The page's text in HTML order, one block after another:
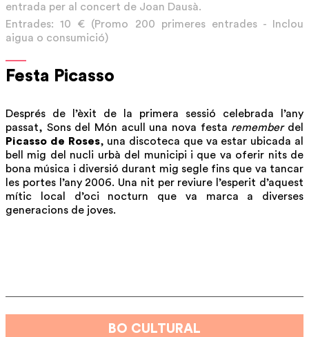
entrada per al concert de Joan Dausà.
Entrades: 10 € (Promo 200 primeres entrades - Inclou
aigua o consumició)
Festa Picasso
Després de l’èxit de la primera sessió celebrada l’any
passat, Sons del Món acull una nova festa rememberdel
Picasso de Roses, una discoteca que va estar ubicada al
bell mig del nucli urbà del municipi i que va oferir nits de
bona música i diversió durant mig segle fins que va tancar
les portes l’any 2006. Una nit per reviure l’esperit d’aquest
mític local d’oci nocturn que va marca a diverses
generacions de joves.
BO CULTURAL